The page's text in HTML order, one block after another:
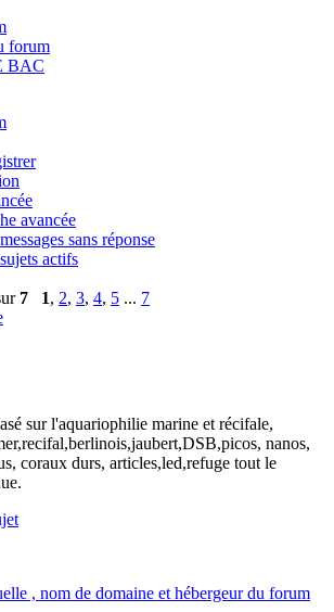
forum
BAC
avancée
sans réponse
actifs
7 1, 2, 3, 4, 5 ... 7
sur l'aquariophilie marine et récifale,
nanos,
coraux durs, articles,led,refuge tout le
, nom de domaine et hébergeur du forum